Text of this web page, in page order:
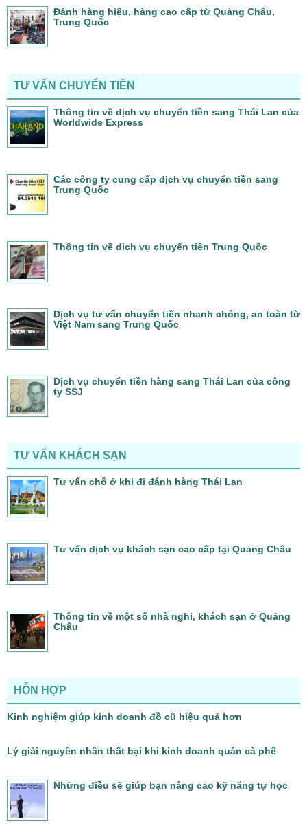
Đánh hàng hiệu, hàng cao cấp từ Quảng Châu,
Trung Quốc
TƯ VẤN CHUYỂN TIỀN
Thông tin về dịch vụ chuyển tiền sang Thái Lan của
Worldwide Express
Các công ty cung cấp dịch vụ chuyển tiền sang
Trung Quốc
Thông tin về dich vụ chuyển tiền Trung Quốc
Dịch vụ tư vấn chuyển tiền nhanh chóng, an toàn từ
Việt Nam sang Trung Quốc
Dịch vụ chuyển tiền hàng sang Thái Lan của công
ty SSJ
TƯ VẤN KHÁCH SẠN
Tư vấn chỗ ở khi đi đánh hàng Thái Lan
Tư vấn dịch vụ khách sạn cao cấp tại Quảng Châu
Thông tin về một số nhà nghỉ, khách sạn ở Quảng
Châu
HỖN HỢP
Kinh nghiệm giúp kinh doanh đồ cũ hiệu quả hơn
Lý giải nguyên nhân thất bại khi kinh doanh quán cà phê
Những điều sẽ giúp bạn nâng cao kỹ năng tự học